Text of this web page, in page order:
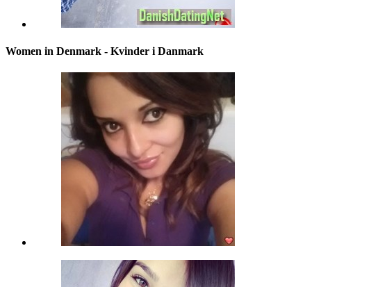
Women in Denmark - Kvinder i Danmark